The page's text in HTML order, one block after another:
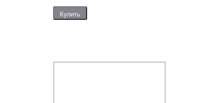
Купить